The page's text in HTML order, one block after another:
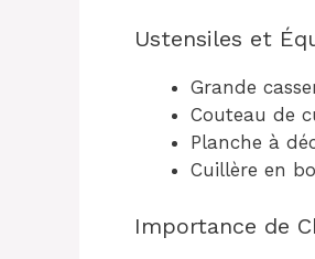
Ustensiles et
Grande
Couteau de
Planche à
Cuillère en
Importance de